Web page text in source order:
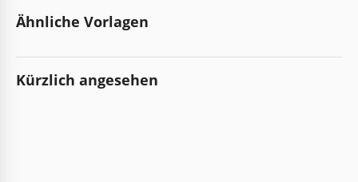
Ähnliche Vorlagen
Kürzlich angesehen